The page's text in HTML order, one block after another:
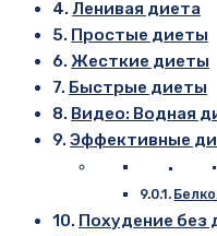
Ленивая диета
Простые диеты
Жесткие диеты
Быстрые диеты
Видео: Водная
Эффективные
Похудение без